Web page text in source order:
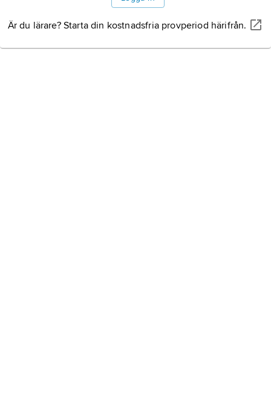
Är du lärare? Starta din kostnadsfria provperiod härifrån.